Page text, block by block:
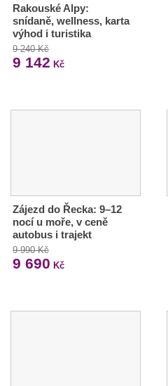
Rakouské Alpy:
snídaně, wellness, karta
výhod i turistika
9 240 Kč
9 142 Kč
Zájezd do Řecka: 9–12
nocí u moře, v ceně
autobus i trajekt
9 990 Kč
9 690 Kč